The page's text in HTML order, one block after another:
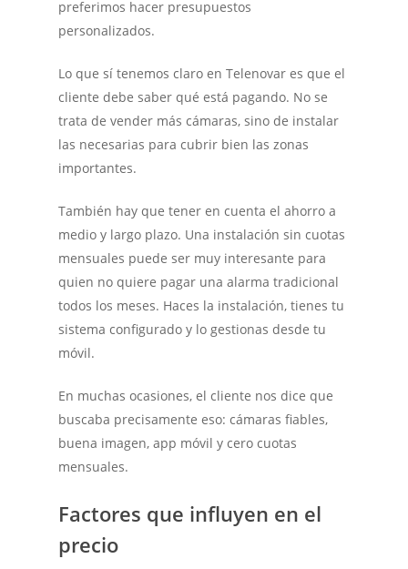
preferimos hacer presupuestos
personalizados.
Lo que sí tenemos claro en Telenovar es que el
cliente debe saber qué está pagando. No se
trata de vender más cámaras, sino de instalar
las necesarias para cubrir bien las zonas
importantes.
También hay que tener en cuenta el ahorro a
medio y largo plazo. Una instalación sin cuotas
mensuales puede ser muy interesante para
quien no quiere pagar una alarma tradicional
todos los meses. Haces la instalación, tienes tu
sistema configurado y lo gestionas desde tu
móvil.
En muchas ocasiones, el cliente nos dice que
buscaba precisamente eso: cámaras fiables,
buena imagen, app móvil y cero cuotas
mensuales.
Factores que influyen en el
precio